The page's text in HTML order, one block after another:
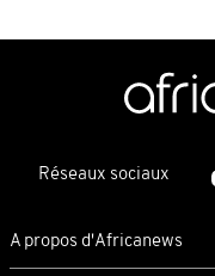
Réseaux sociaux
A propos d'Africanews